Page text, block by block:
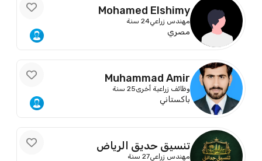
Mohamed Elshimy
مهندس زراعي24 سنة
مصري
Muhammad Amir
وظائف زراعية أخرى25 سنة
باكستاني
تنسيق حديق الرياض
مهندس زراعي27 سنة